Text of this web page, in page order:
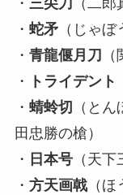
・ 三尖刀
（二
・ 蛇矛（じゃぼ
・ 青龍偃月刀
・
トライデント
・ 蜻蛉切
（と
田忠勝の槍）
・ 日本号（天下
・ 方天画戟（ほ